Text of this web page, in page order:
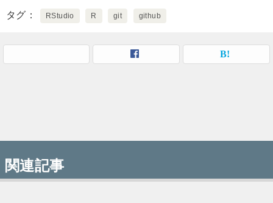
タグ RStudio R git github
関連記事